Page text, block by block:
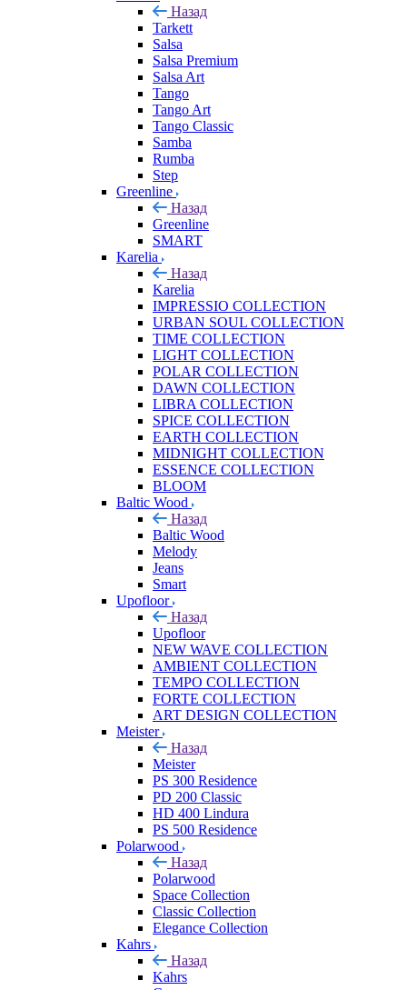
Назад
Tarkett
Salsa
Salsa Premium
Salsa Art
Tango
Tango Art
Tango Classic
Samba
Rumba
Step
Greenline
Назад
Greenline
SMART
Karelia
Назад
Karelia
IMPRESSIO COLLECTION
URBAN SOUL COLLECTION
TIME COLLECTION
LIGHT COLLECTION
POLAR COLLECTION
DAWN COLLECTION
LIBRA COLLECTION
SPICE COLLECTION
EARTH COLLECTION
MIDNIGHT COLLECTION
ESSENCE COLLECTION
BLOOM
Baltic Wood
Назад
Baltic Wood
Melody
Jeans
Smart
Upofloor
Назад
Upofloor
NEW WAVE COLLECTION
AMBIENT COLLECTION
TEMPO COLLECTION
FORTE COLLECTION
ART DESIGN COLLECTION
Meister
Назад
Meister
PS 300 Residence
PD 200 Classic
HD 400 Lindura
PS 500 Residence
Polarwood
Назад
Polarwood
Space Collection
Classic Collection
Elegance Collection
Kahrs
Назад
Kahrs